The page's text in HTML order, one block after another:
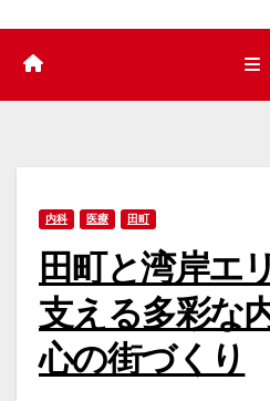
プ
内科 医療 田町
田町と湾岸エ
支える多彩な
心の街づくり